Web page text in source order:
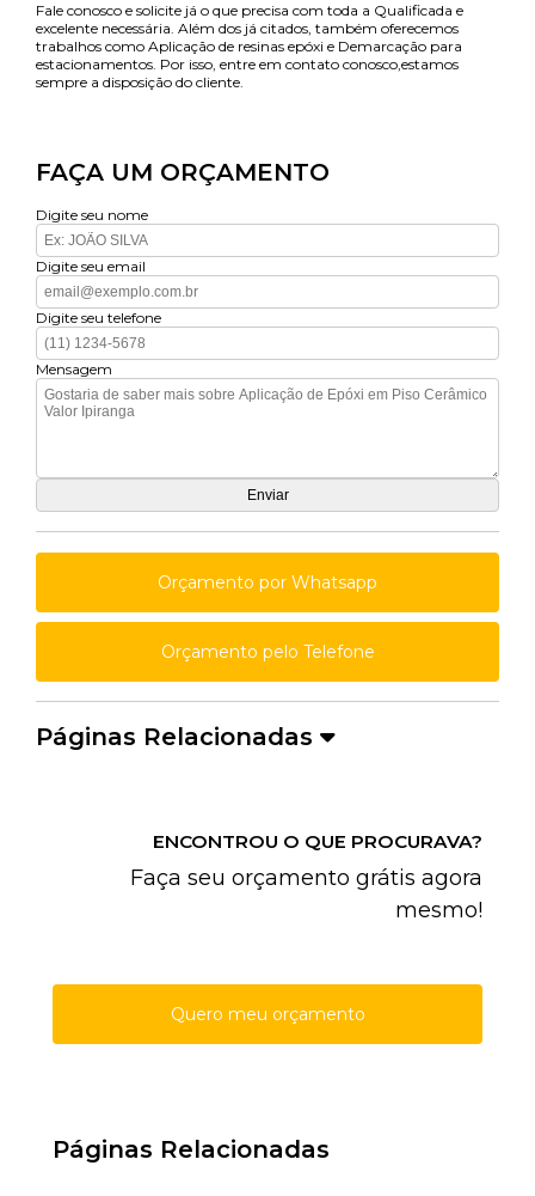
Fale conosco e solicite já o que precisa com toda a Qualificada e
excelente necessária. Além dos já citados, também oferecemos
trabalhos como Aplicação de resinas epóxi e Demarcação para
estacionamentos. Por isso, entre em contato conosco,estamos
sempre a disposição do cliente.
FAÇA UM ORÇAMENTO
Digite seu nome
Digite seu email
Digite seu telefone
Mensagem
Orçamento por Whatsapp
Orçamento pelo Telefone
Páginas Relacionadas
ENCONTROU O QUE PROCURAVA?
Faça seu orçamento grátis agora
mesmo!
Quero meu orçamento
Páginas Relacionadas